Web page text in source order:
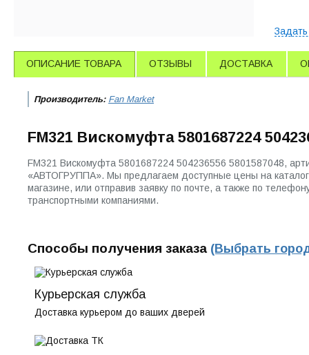
ОПИСАНИЕ ТОВАРА ОТЗЫВЫ ДОСТАВКА
Производитель: Fan Market
FM321 Вискомуфта 5801687224
FM321 Вискомуфта 5801687224 504236556 5801587048,
«АВТОГРУППА». Мы предлагаем доступные цены на
магазине, или отправив заявку по почте, а также по
транспортными компаниями.
Способы получения заказа (Выбрать
Курьерская служба
Доставка курьером до ваших дверей